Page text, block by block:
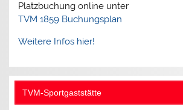
Platzbuchung online unter
TVM 1859 Buchungsplan
Weitere Infos hier!
TVM-Sportgaststätte